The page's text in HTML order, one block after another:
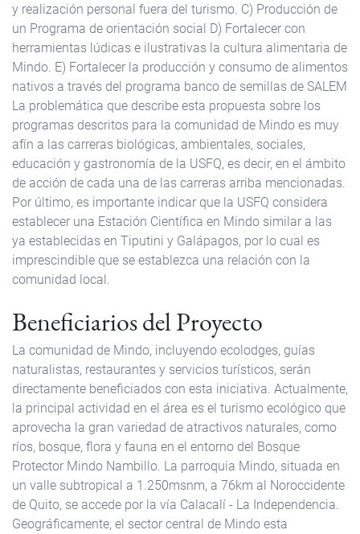
y realización personal fuera del turismo. C) Producción de
un Programa de orientación social D) Fortalecer con
herramientas lúdicas e ilustrativas la cultura alimentaria de
Mindo. E) Fortalecer la producción y consumo de alimentos
nativos a través del programa banco de semillas de SALEM
La problemática que describe esta propuesta sobre los
programas descritos para la comunidad de Mindo es muy
afín a las carreras biológicas, ambientales, sociales,
educación y gastronomía de la USFQ, es decir, en el ámbito
de acción de cada una de las carreras arriba mencionadas.
Por último, es importante indicar que la USFQ considera
establecer una Estación Científica en Mindo similar a las
ya establecidas en Tiputini y Galápagos, por lo cual es
imprescindible que se establezca una relación con la
comunidad local.
Beneficiarios del Proyecto
La comunidad de Mindo, incluyendo ecolodges, guías
naturalistas, restaurantes y servicios turísticos, serán
directamente beneficiados con esta iniciativa. Actualmente,
la principal actividad en el área es el turismo ecológico que
aprovecha la gran variedad de atractivos naturales, como
ríos, bosque, flora y fauna en el entorno del Bosque
Protector Mindo Nambillo. La parroquia Mindo, situada en
un valle subtropical a 1.250msnm, a 76km al Noroccidente
de Quito, se accede por la vía Calacalí - La Independencia.
Geográficamente, el sector central de Mindo esta